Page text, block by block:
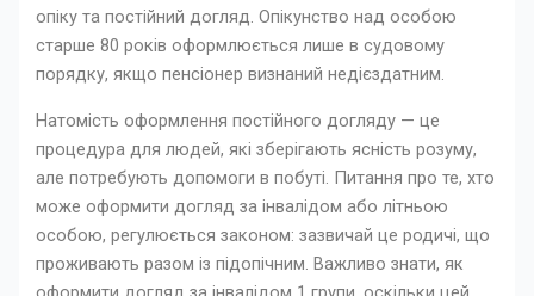
опіку та постійний догляд. Опікунство над особою
старше 80 років оформлюється лише в судовому
порядку, якщо пенсіонер визнаний недієздатним.
Натомість оформлення постійного догляду — це
процедура для людей, які зберігають ясність розуму,
але потребують допомоги в побуті. Питання про те, хто
може оформити догляд за інвалідом або літньою
особою, регулюється законом: зазвичай це родичі, що
проживають разом із підопічним. Важливо знати, як